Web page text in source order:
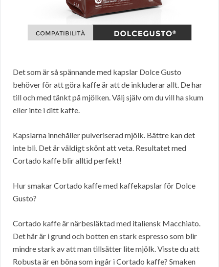
Det som är så spännande med kapslar Dolce Gusto
behöver för att göra kaffe är att de inkluderar allt. De har
till och med tänkt på mjölken. Välj själv om du vill ha skum
eller inte i ditt kaffe.
Kapslarna innehåller pulveriserad mjölk. Bättre kan det
inte bli. Det är väldigt skönt att veta. Resultatet med
Cortado kaffe blir alltid perfekt!
Hur smakar Cortado kaffe med kaffekapslar för Dolce
Gusto?
Cortado kaffe är närbesläktad med italiensk Macchiato.
Det här är i grund och botten en stark espresso som blir
mindre stark av att man tillsätter lite mjölk. Visste du att
Robusta är en böna som ingår i Cortado kaffe? Smaken